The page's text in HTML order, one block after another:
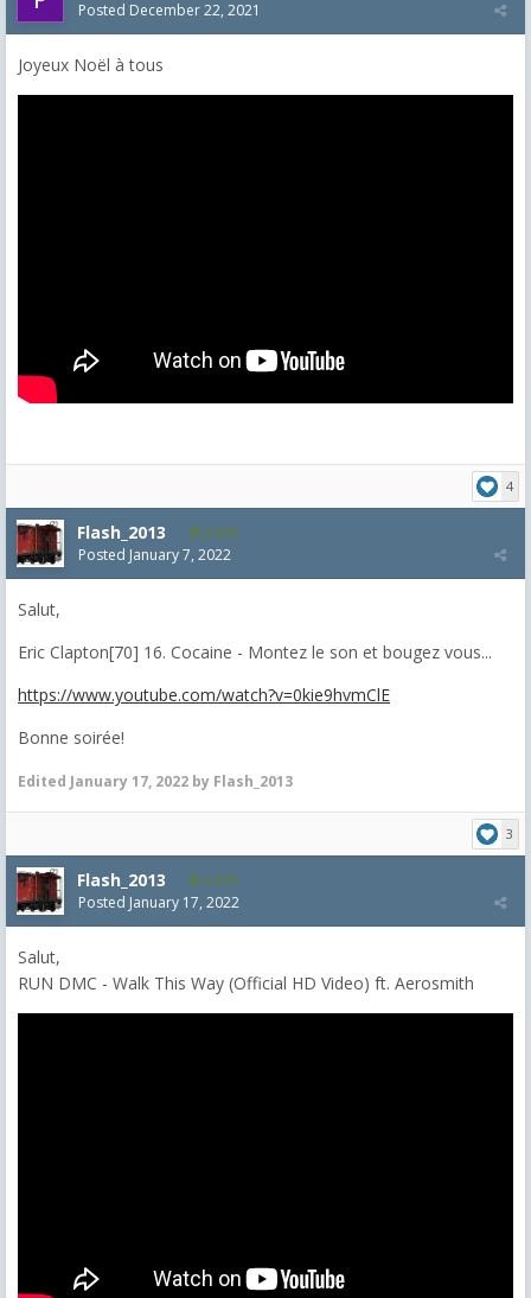
Posted December 22, 2021
Joyeux Noël à tous
4
Flash_2013 2,074
Posted January 7, 2022
Salut,
Eric Clapton[70] 16. Cocaine - Montez le son et bougez vous...
https://www.youtube.com/watch?v=0kie9hvmClE
Bonne soirée!
Edited January 17, 2022 by Flash_2013
3
Flash_2013 2,074
Posted January 17, 2022
Salut,
RUN DMC - Walk This Way (Official HD Video) ft. Aerosmith